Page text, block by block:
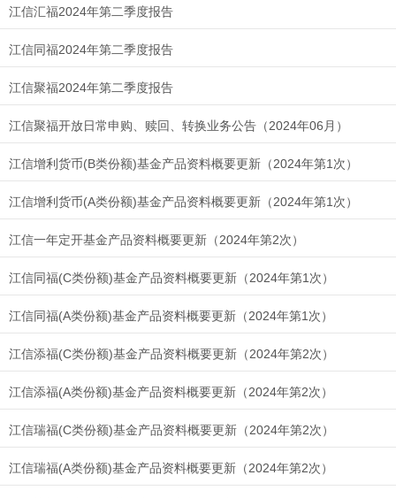
江信汇福2024年第二季度报告
江信同福2024年第二季度报告
江信聚福2024年第二季度报告
江信聚福开放日常申购、赎回、转换业务公告（2024年06月）
江信增利货币(B类份额)基金产品资料概要更新（2024年第1次）
江信增利货币(A类份额)基金产品资料概要更新（2024年第1次）
江信一年定开基金产品资料概要更新（2024年第2次）
江信同福(C类份额)基金产品资料概要更新（2024年第1次）
江信同福(A类份额)基金产品资料概要更新（2024年第1次）
江信添福(C类份额)基金产品资料概要更新（2024年第2次）
江信添福(A类份额)基金产品资料概要更新（2024年第2次）
江信瑞福(C类份额)基金产品资料概要更新（2024年第2次）
江信瑞福(A类份额)基金产品资料概要更新（2024年第2次）